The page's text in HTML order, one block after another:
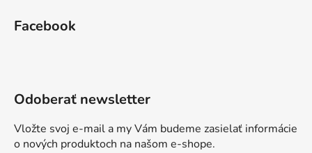
Facebook
Odoberať newsletter
Vložte svoj e-mail a my Vám budeme zasielať informácie
o nových produktoch na našom e-shope.